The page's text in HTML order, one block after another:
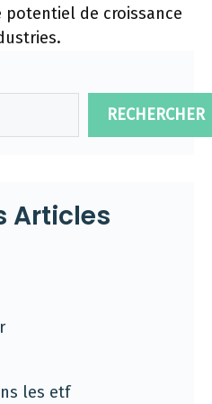
potentiel de croissance
RECHERCHER
Articles
les etf